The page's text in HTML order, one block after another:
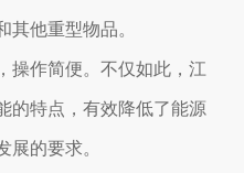
其他重型物品。
操作简便。不仅如此，江
的特点，有效降低了能源
展的要求。